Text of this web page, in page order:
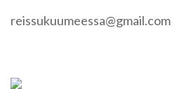
reissukuumeessa@gmail.com